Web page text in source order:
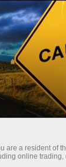
ร์มการเทรด
ส่วน แ
are a resident of
online trading,